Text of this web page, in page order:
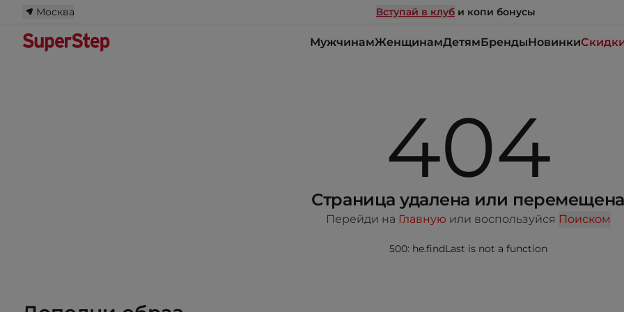
Москва Вступай в клуб и копи бонусы
МужчинамЖенщинамДетямБрендыНовинки
404
Страница удалена или перемещена
Перейди на Главную или воспользуйся Поиском
500: he.findLast is not a function